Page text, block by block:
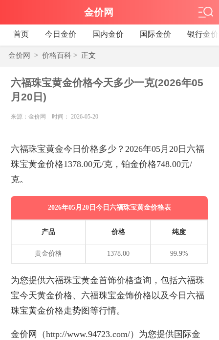
金价网
首页 今日金价 国内金价 国际金价 银行金价
金价网 > 价格百科> 正文
六福珠宝黄金价格今天多少一克(2026年05
月20日)
来源：金价网 时间： 2026-05-20
六福珠宝黄金今日价格多少？2026年05月20日六福
珠宝黄金价格1378.00元/克，铂金价格748.00元/
克。
2026年05月20日今日六福珠宝黄金价格表
产品 价格 纯度
黄金价格 1378.00 99.9%
为您提供六福珠宝黄金首饰价格查询，包括六福珠
宝今天黄金价格、六福珠宝金饰价格以及今日六福
珠宝黄金价格走势图等行情。
金价网
（http://www.94723.com/）为您提供国际金